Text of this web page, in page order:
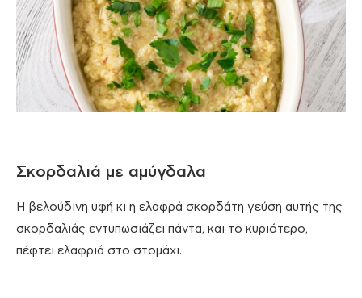
Σκορδαλιά με αμύγδαλα
Η βελούδινη υφή κι η ελαφρά σκορδάτη γεύση αυτής της
σκορδαλιάς εντυπωσιάζει πάντα, και το κυριότερο,
πέφτει ελαφριά στο στομάχι.